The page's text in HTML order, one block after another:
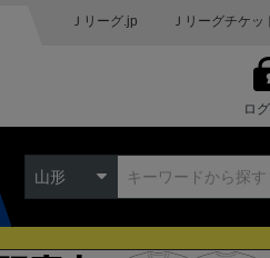
Ｊリーグ.jp Ｊリーグチケッ
ロ
山形